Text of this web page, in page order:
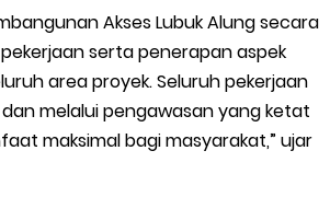
Akses Lubuk Alung secara
serta penerapan aspek
area proyek. Seluruh pekerjaan
melalui pengawasan yang ketat
maksimal bagi masyarakat,” ujar